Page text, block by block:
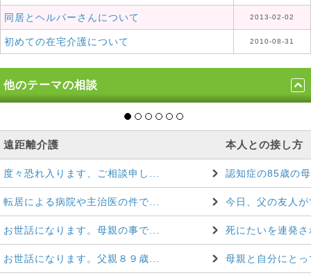
同居とヘルパーさんについて 2013-02-02
初めての在宅介護について 2010-08-31
他のテーマの相談
遠距離介護
度々恐れ入ります、ご相談申し...
転居による病院や主治医の件で...
お世話になります。母親の事で...
お世話になります。父親８９歳...
本人との接し方
認知症の85歳の
今日、父の友人
死にたいを連発
母親と自分にと